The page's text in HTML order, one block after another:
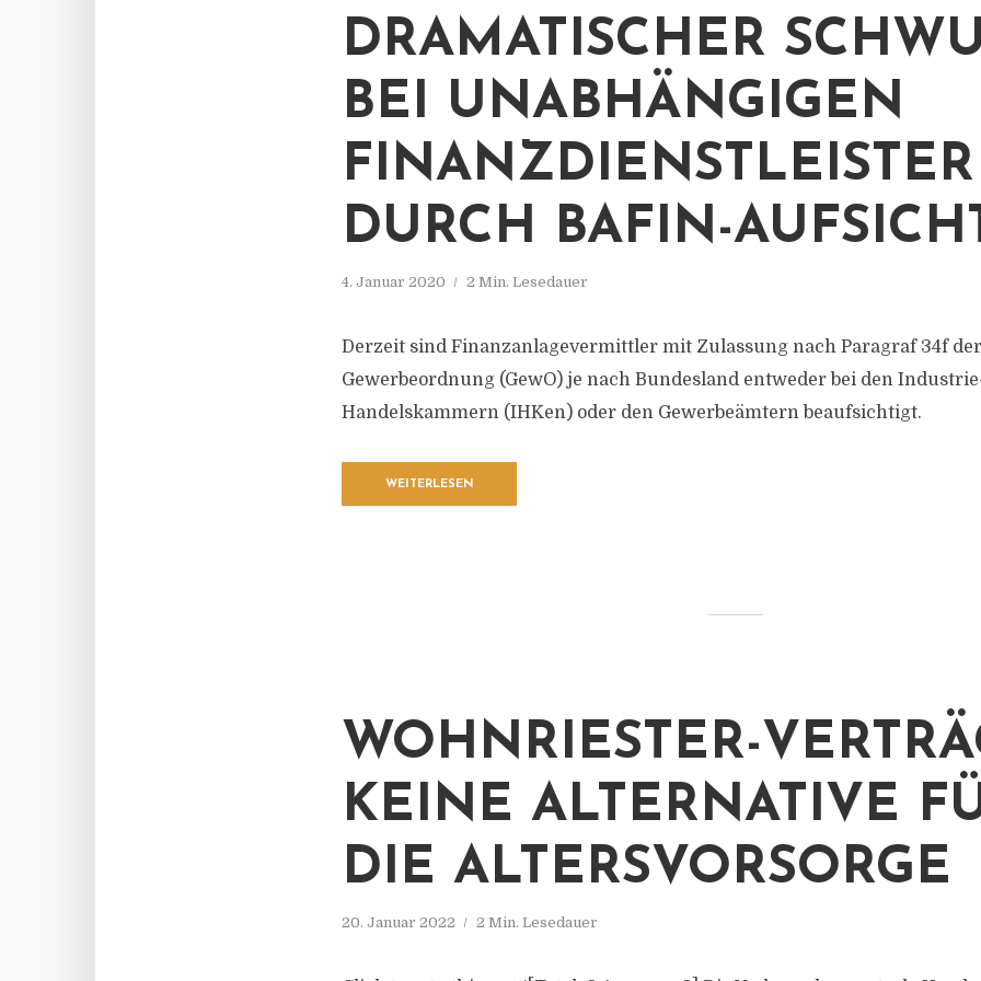
DRAMATISCHER
BEI UNABHÄNGIGEN
FINANZDIENSTLEISTER
DURCH BAFIN-
4. Januar 2020 2 Min. Lesedauer
Derzeit sind Finanzanlagevermittler mit Zulassung nach Paragraf 34f der
Gewerbeordnung (GewO) je nach Bundesland entweder bei den
Handelskammern (IHKen) oder den Gewerbeämtern beaufsichtigt.
WEITERLESEN
WOHNRIESTER-
KEINE ALTERNATIVE
DIE ALTERSVORSORGE
20. Januar 2022 2 Min. Lesedauer